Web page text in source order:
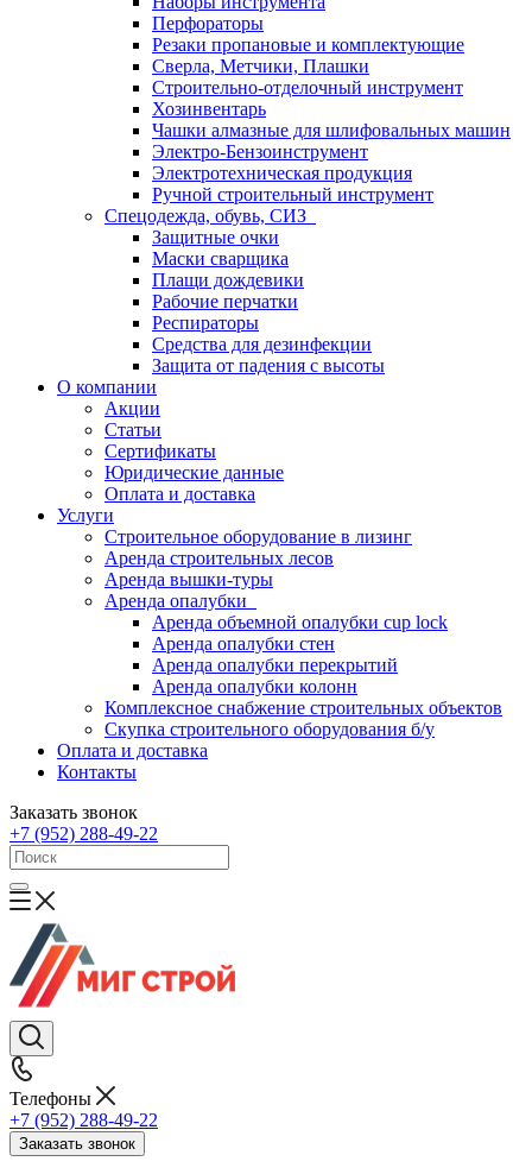
Перфораторы
Резаки пропановые и комплектующие
Сверла, Метчики, Плашки
Строительно-отделочный инструмент
Хозинвентарь
Чашки алмазные для шлифовальных машин
Электро-Бензоинструмент
Электротехническая продукция
Ручной строительный инструмент
Спецодежда, обувь, СИЗ
Защитные очки
Маски сварщика
Плащи дождевики
Рабочие перчатки
Респираторы
Средства для дезинфекции
Защита от падения с высоты
О компании
Акции
Статьи
Сертификаты
Юридические данные
Оплата и доставка
Услуги
Строительное оборудование в лизинг
Аренда строительных лесов
Аренда вышки-туры
Аренда опалубки
Аренда объемной опалубки cup lock
Аренда опалубки стен
Аренда опалубки перекрытий
Аренда опалубки колонн
Комплексное снабжение строительных объектов
Скупка строительного оборудования б/у
Оплата и доставка
Контакты
Заказать звонок
+7 (952) 288-49-22
Телефоны
+7 (952) 288-49-22
Заказать звонок